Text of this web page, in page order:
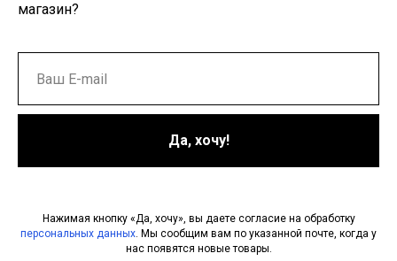
магазин?
Да, хочу!
Нажимая кнопку «Да, хочу», вы даете согласие на обработку
персональных данных . Мы сообщим вам по указанной почте, когда у
нас появятся новые товары.